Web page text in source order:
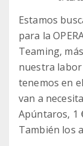
Estamos
para la
Teaming,
nuestra labor
tenemos en
van a
Apúntaros, 1
También los